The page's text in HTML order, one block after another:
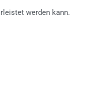
werden kann.